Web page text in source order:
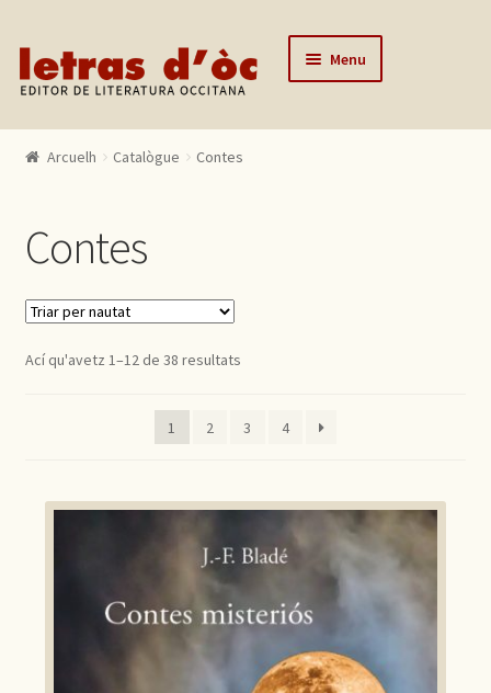
Skip to navigation
Skip to content Menu
Catalògue
Actualitats
Lo editor
Contactar
Arcuelh Catalògue Contes
Contes
Ací qu'avetz 1–12 de 38 resultats
1 2 3 4